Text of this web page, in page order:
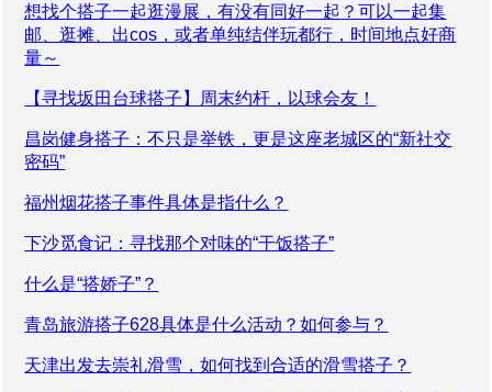
想找个搭子一起逛漫展，有没有同好一起？可以一起集
邮、逛摊、出cos，或者单纯结伴玩都行，时间地点好商
量～
【寻找坂田台球搭子】周末约杆，以球会友！
昌岗健身搭子：不只是举铁，更是这座老城区的“新社交
密码”
福州烟花搭子事件具体是指什么？
下沙觅食记：寻找那个对味的“干饭搭子”
什么是“搭娇子”？
青岛旅游搭子628具体是什么活动？如何参与？
天津出发去崇礼滑雪，如何找到合适的滑雪搭子？